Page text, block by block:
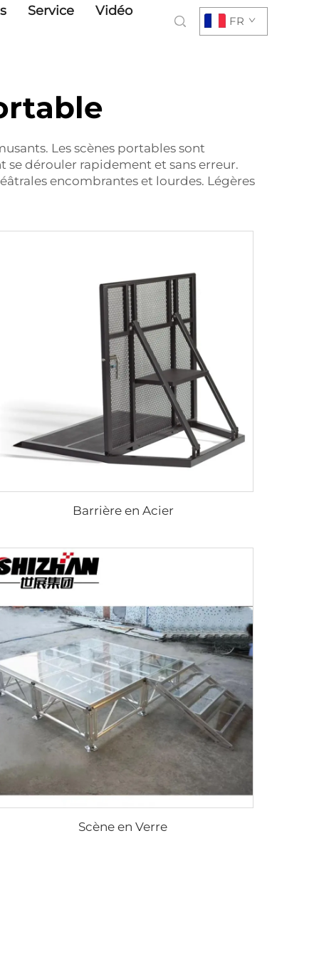
Service Vidéo
FR
Les scènes portables sont
dérouler rapidement et sans erreur.
encombrantes et lourdes. Légères
Barrière en Acier
Scène en Verre